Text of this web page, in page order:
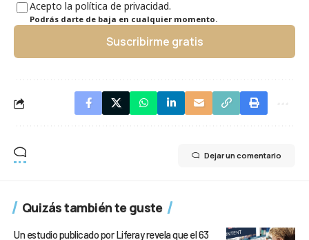
Acepto la política de privacidad.
Podrás darte de baja en cualquier momento.
Suscribirme gratis
Dejar un comentario
Quizás también te guste
Un estudio publicado por Liferay revela que el 63